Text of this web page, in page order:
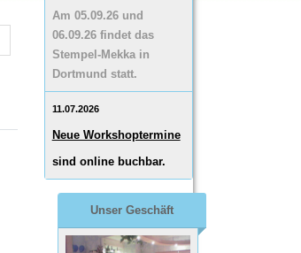
Am 05.09.26 und
06.09.26 findet das
Stempel-Mekka in
Dortmund statt.
11.07.2026
Neue Workshoptermine
sind online buchbar.
Unser Geschäft